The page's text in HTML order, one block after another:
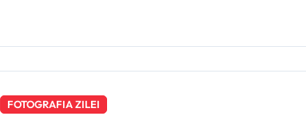
FOTOGRAFIA ZILEI